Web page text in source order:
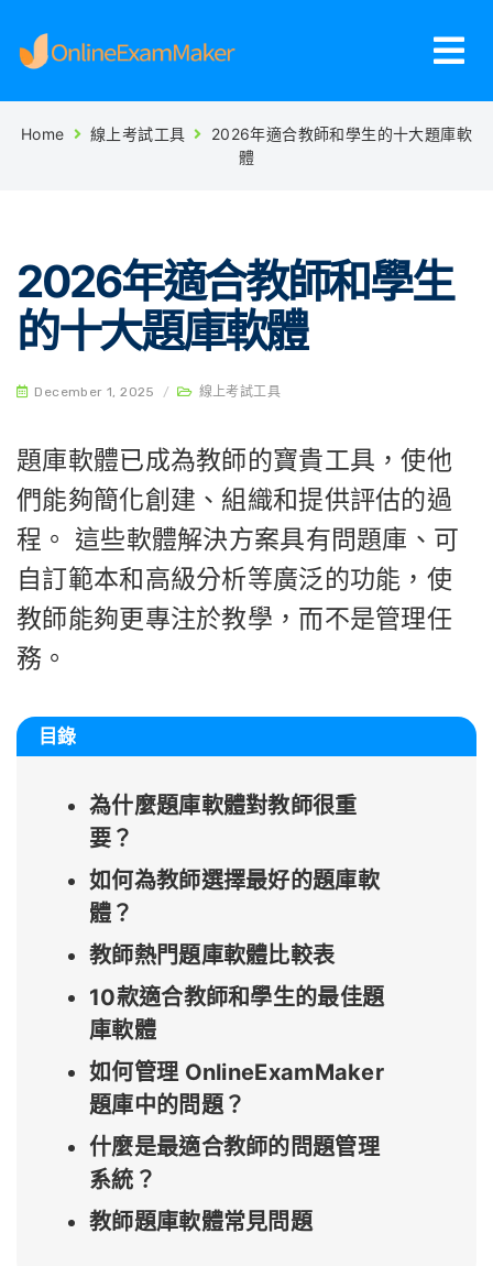
Home 線上考試工具
2026年適合教師和學生的十大題庫軟
體
2026年適合教師和學生
的十大題庫軟體
December 1, 2025 / 線上考試工具
題庫軟體已成為教師的寶貴工具，使他
們能夠簡化創建、組織和提供評估的過
程。 這些軟體解決方案具有問題庫、可
自訂範本和高級分析等廣泛的功能，使
教師能夠更專注於教學，而不是管理任
務。
目錄
為什麼題庫軟體對教師很重
要？
如何為教師選擇最好的題庫軟
體？
教師熱門題庫軟體比較表
10款適合教師和學生的最佳題
庫軟體
如何管理 OnlineExamMaker
題庫中的問題？
什麼是最適合教師的問題管理
系統？
教師題庫軟體常見問題